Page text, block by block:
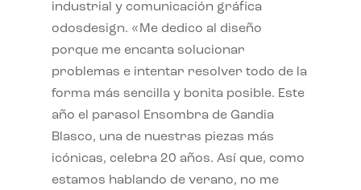
industrial y comunicación gráfica
odosdesign. «Me dedico al diseño
porque me encanta solucionar
problemas e intentar resolver todo de la
forma más sencilla y bonita posible. Este
año el parasol Ensombra de Gandia
Blasco, una de nuestras piezas más
icónicas, celebra 20 años. Así que, como
estamos hablando de verano, no me